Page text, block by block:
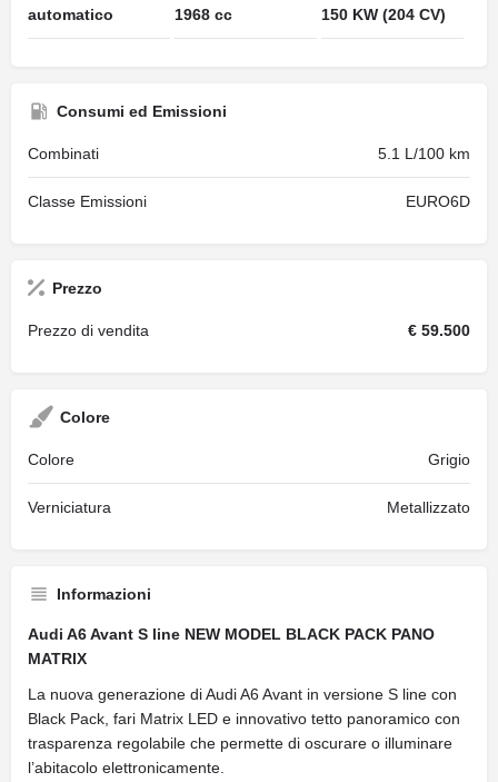
automatico
1968 cc
150 KW (204 CV)
Consumi ed Emissioni
Combinati 5.1 L/100 km
Classe Emissioni EURO6D
Prezzo
Prezzo di vendita € 59.500
Colore
Colore Grigio
Verniciatura Metallizzato
Informazioni
Audi A6 Avant S line NEW MODEL BLACK PACK PANO
MATRIX
La nuova generazione di Audi A6 Avant in versione S line con
Black Pack, fari Matrix LED e innovativo tetto panoramico con
trasparenza regolabile che permette di oscurare o illuminare
l’abitacolo elettronicamente.